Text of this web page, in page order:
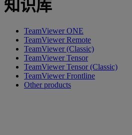
知识库
TeamViewer ONE
TeamViewer Remote
TeamViewer (Classic)
TeamViewer Tensor
TeamViewer Tensor (Classic)
TeamViewer Frontline
Other products